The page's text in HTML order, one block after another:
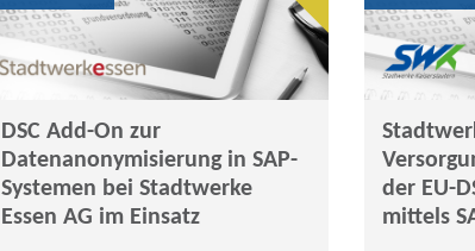
DSC Add-On zur
Datenanonymisierung in SAP-
Systemen bei Stadtwerke
Essen AG im Einsatz
der EU-
mittels